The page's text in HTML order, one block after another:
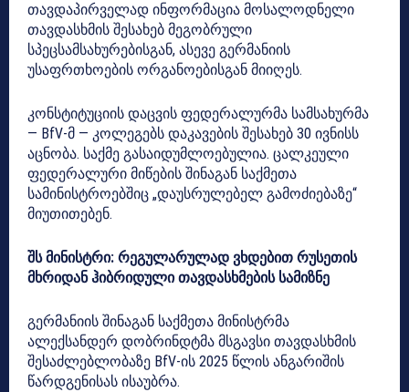
თავდაპირველად ინფორმაცია მოსალოდნელი
თავდასხმის შესახებ მეგობრული
სპეცსამსახურებისგან, ასევე გერმანიის
უსაფრთხოების ორგანოებისგან მიიღეს.
კონსტიტუციის დაცვის ფედერალურმა სამსახურმა
— BfV-მ — კოლეგებს დაკავების შესახებ 30 ივნისს
აცნობა. საქმე გასაიდუმლოებულია. ცალკეული
ფედერალური მიწების შინაგან საქმეთა
სამინისტროებშიც „დაუსრულებელ გამოძიებაზე“
მიუთითებენ.
შს მინისტრი: რეგულარულად ვხდებით რუსეთის
მხრიდან ჰიბრიდული თავდასხმების სამიზნე
გერმანიის შინაგან საქმეთა მინისტრმა
ალექსანდერ დობრინდტმა მსგავსი თავდასხმის
შესაძლებლობაზე BfV-ის 2025 წლის ანგარიშის
წარდგენისას ისაუბრა.